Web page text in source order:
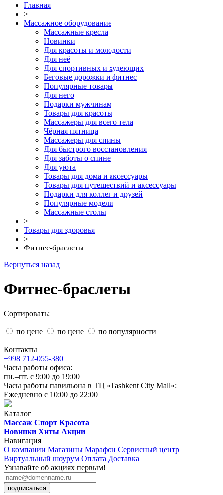
Главная
>
Массажное оборудование
Массажные кресла
Новинки
Для красоты и молодости
Для неё
Для спортивных и худеющих
Беговые дорожки и фитнес
Популярные товары
Для него
Подарки мужчинам
Товары для красоты
Массажеры для всего тела
Чёрная пятница
Массажеры для спины
Для быстрого восстановления
Для заботы о спине
Для уюта
Товары для дома и аксессуары
Товары для путешествий и аксессуары
Подарки для коллег и друзей
Популярные модели
Массажные столы
>
Товары для здоровья
>
Фитнес-браслеты
Вернуться назад
Фитнес-браслеты
Сортировать:
по цене по цене по популярности
Контакты
+998 712-055-380
Часы работы офиса:
пн.–пт. с 9:00 до 19:00
Часы работы павильона в ТЦ «Tashkent City Mall»:
Ежедневно с 10:00 до 22:00
Каталог
Массаж Спорт Красота
Новинки Хиты Акции
Навигация
О компании Магазины Марафон Сервисный центр
Виртуальный шоурум Оплата Доставка
Узнавайте об акциях первым!
подписаться